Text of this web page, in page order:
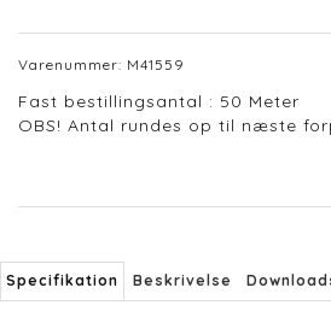
Varenummer: M41559
Fast bestillingsantal : 50 Meter
OBS! Antal rundes op til næste
Specifikation Beskrivelse